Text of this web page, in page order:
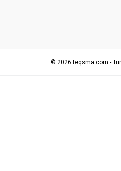
© 2026 teqsma.com -